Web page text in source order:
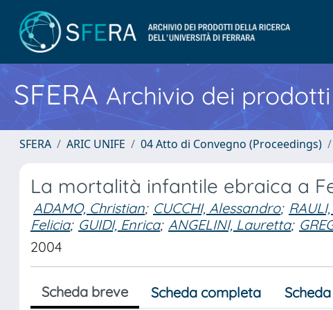
SFERA Archivio dei
SFERA ARIC UNIFE 04 Atto di Convegno (Proceedings)
La mortalità infantile ebraica a
ADAMO, Christian; CUCCHI, Alessandro;
Felicia; GUIDI, Enrica; ANGELINI, Lauretta;
2004
Scheda breve Scheda completa